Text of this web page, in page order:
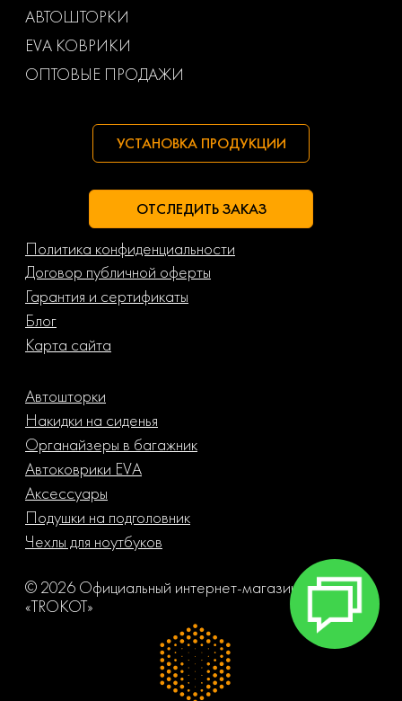
Маз
АВТОШТОРКИ
EVA КОВРИКИ
ОПТОВЫЕ ПРОДАЖИ
УСТАНОВКА ПРОДУКЦИИ
ОТСЛЕДИТЬ ЗАКАЗ
Политика конфиденциальности
Договор публичной оферты
Гарантия и сертификаты
Блог
Карта сайта
Автошторки
Накидки на сиденья
Органайзеры в багажник
Автоковрики EVA
Аксессуары
Подушки на подголовник
Чехлы для ноутбуков
© 2026 Официальный интернет-магазин компании
«TROKOT»